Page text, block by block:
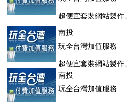
超便宜套裝網站製作
登、訂房系統、客房委託旅行社銷售
南投
玩全台灣加值服務
超便宜套裝網站製作
登、訂房系統、客房委託旅行社銷售
南投
玩全台灣加值服務